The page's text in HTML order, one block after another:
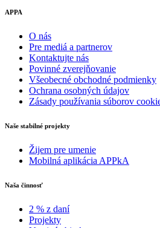
APPA
O nás
Pre mediá a partnerov
Kontaktujte nás
Povinné zverejňovanie
Všeobecné obchodné podmienky
Ochrana osobných údajov
Zásady používania súborov
Naše stabilné projekty
Žijem pre umenie
Mobilná aplikácia APPkA
Naša činnosť
2 % z daní
Projekty